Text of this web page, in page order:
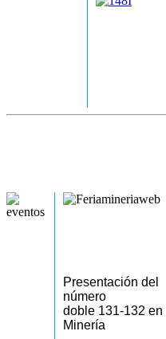
Presentación del
número
doble 131-132 en
Minería